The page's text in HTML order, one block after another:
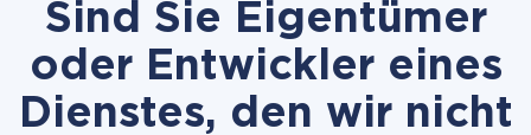
Sind Sie Eigentümer
oder Entwickler eines
Dienstes, den wir nicht